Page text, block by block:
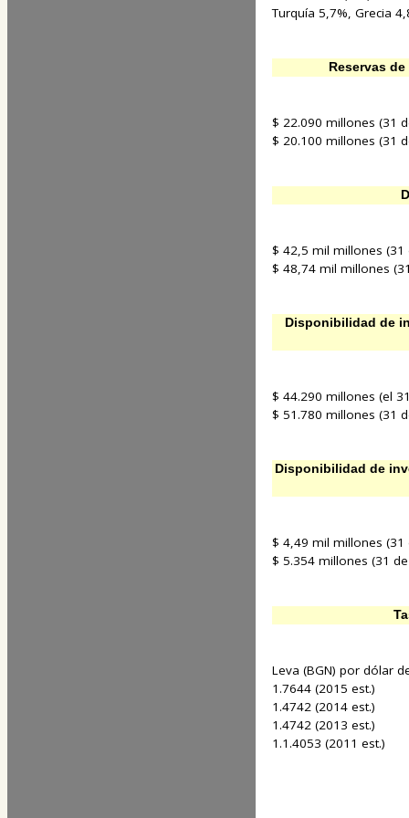
Turquía 5,7%, Grecia
Reservas
$ 22.090 millones (31
$ 20.100 millones (31
$ 42,5 mil millones
$ 48,74 mil millones
Disponibilidad de
$ 44.290 millones (el
$ 51.780 millones (31
Disponibilidad de
$ 4,49 mil millones
$ 5.354 millones (31
Leva (BGN) por dólar
1.7644 (2015 est.)
1.4742 (2014 est.)
1.4742 (2013 est.)
1.1.4053 (2011 est.)